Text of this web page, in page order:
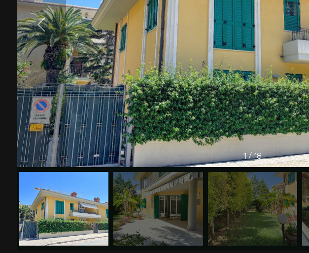
1 / 18
Tipologia
-
multiscelta
Qualsiasi
Residenziali
Commerciali
Industriali
Terreni